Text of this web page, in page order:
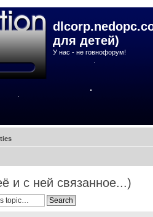
для детей)
У нас - не говнофорум!
и с ней связанное...)